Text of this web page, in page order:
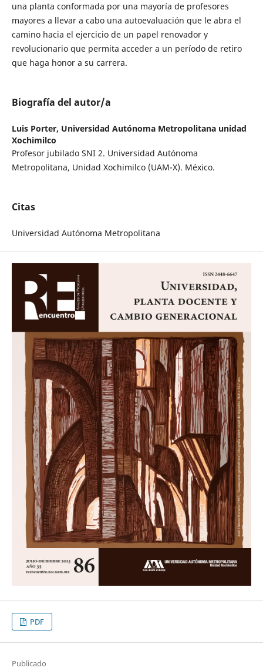
una planta conformada por una mayoría de profesores
mayores a llevar a cabo una autoevaluación que le abra el
camino hacia el ejercicio de un papel renovador y
revolucionario que permita acceder a un período de retiro
que haga honor a su carrera.
Biografía del autor/a
Luis Porter, Universidad Autónoma Metropolitana unidad
Xochimilco
Profesor jubilado SNI 2. Universidad Autónoma
Metropolitana, Unidad Xochimilco (UAM-X). México.
Citas
Universidad Autónoma Metropolitana
PDF
Publicado